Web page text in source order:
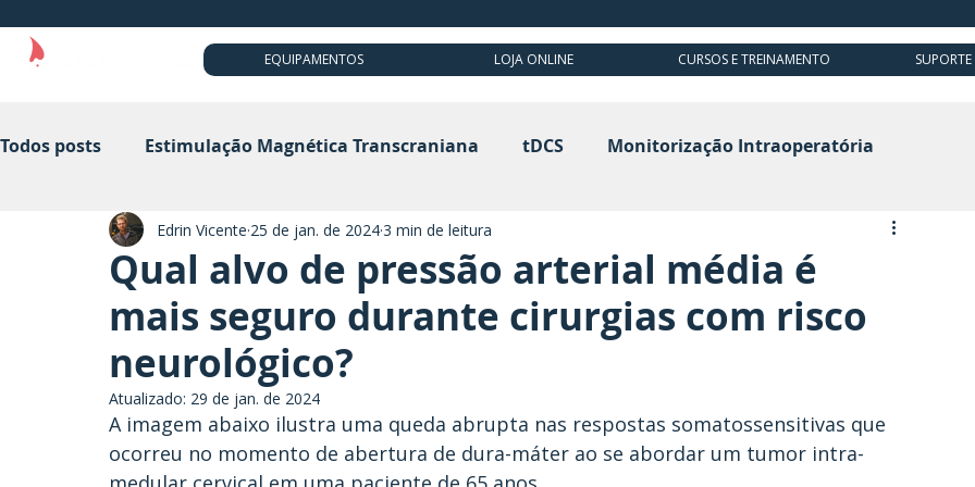
EQUIPAMENTOS LOJA ONLINE CURSOS E TREINAMENTO
Todos posts Estimulação Magnética Transcraniana tDCS Monitorização Intraoperatória
Eletroneuromiografia Eletroencefalografia
Potenciais Evocados Motores tACS Audiologia Neurofeedback Ultrassom
Cabeça e Pescoço
Qual alvo de pressão arterial média é
mais seguro durante cirurgias com risco
neurológico?
Edrin Vicente 25 de jan. de 20243 min de leitura
Atualizado: 29 de jan. de 2024
A imagem abaixo ilustra uma queda abrupta nas respostas somatossensitivas que
ocorreu no momento de abertura de dura-máter ao se abordar um tumor intra-